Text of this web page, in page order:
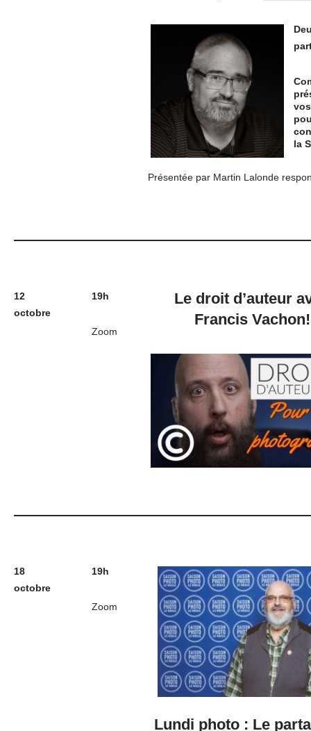
la
Présentée par Martin Lalonde
12
octobre
19h
Zoom
Le droit d’auteur
Francis Vachon!
18
octobre
19h
Zoom
Lundi photo : Le